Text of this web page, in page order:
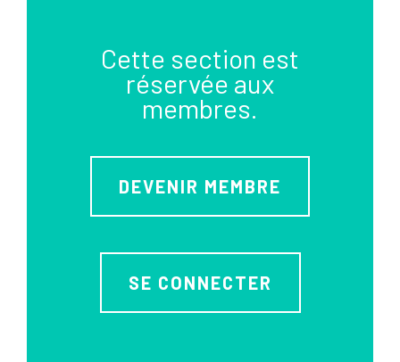
Cette section est
réservée aux
membres.
DEVENIR MEMBRE
SE CONNECTER